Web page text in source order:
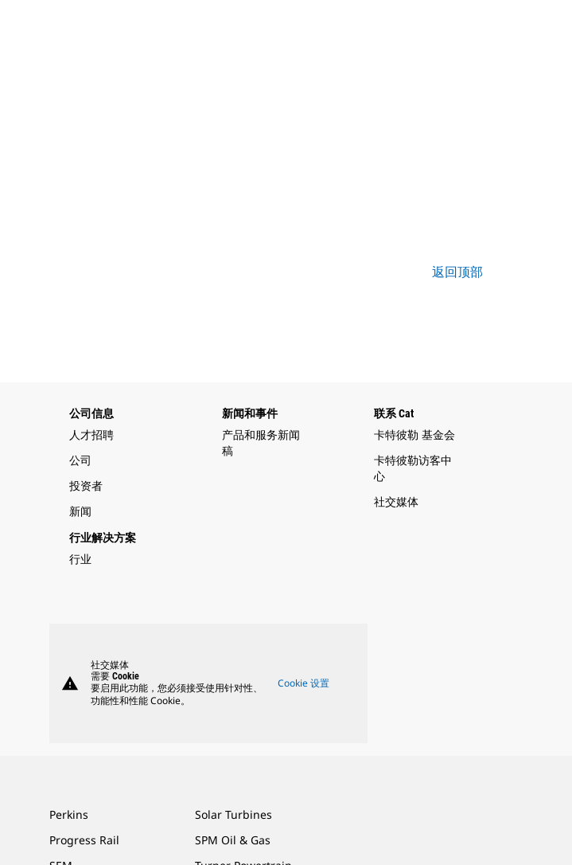
返回顶部
公司信息
人才招聘
公司
投资者
新闻
行业解决方案
行业
新闻和事件
产品和服务新闻
稿
联系 Cat
卡特彼勒 基金会
卡特彼勒访客中
心
社交媒体
warning
社交媒体
需要 Cookie
要启用此功能，您必须接受使用针对性、
功能性和性能 Cookie。
Cookie 设置
Perkins
Progress Rail
Solar Turbines
SPM Oil & Gas